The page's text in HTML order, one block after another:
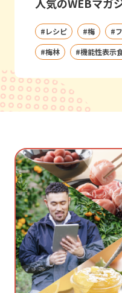
レシピ 梅
梅林
機能性表示
万博
和歌山むき
鏡餅
柿
串柿 あ
日本酒
お酒
ジビエ
新生姜
はちみつ
白干し
ハッサク
茶がゆ
イノシシ肉
正月
梅干